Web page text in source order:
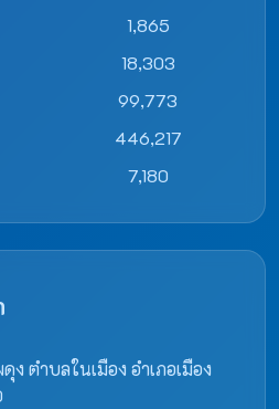
1,865
18,303
99,773
446,217
7,180
ตำบลในเมือง อำเภอเมือง